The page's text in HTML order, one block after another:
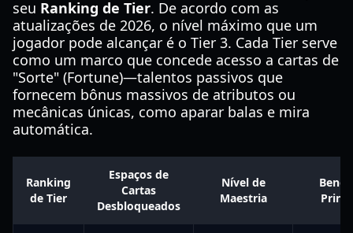
seu Ranking de Tier. De acordo com as
atualizações de 2026, o nível máximo que um
jogador pode alcançar é o Tier 3. Cada Tier serve
como um marco que concede acesso a cartas de
"Sorte" (Fortune)—talentos passivos que
fornecem bônus massivos de atributos ou
mecânicas únicas, como aparar balas e mira
automática.
Ranking
de Tier
Espaços de
Cartas
Desbloqueados
Nível de
Maestria